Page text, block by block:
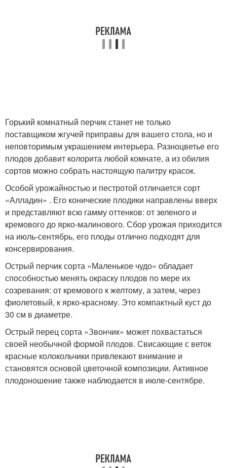
Горький комнатный перчик станет не только
поставщиком жгучей приправы для вашего стола, но и
неповторимым украшением интерьера. Разноцветье его
плодов добавит колорита любой комнате, а из обилия
сортов можно собрать настоящую палитру красок.
Особой урожайностью и пестротой отличается сорт
«Алладин» . Его конические плодики направлены вверх
и представляют всю гамму оттенков: от зеленого и
кремового до ярко-малинового. Сбор урожая приходится
на июль-сентябрь, его плоды отлично подходят для
консервирования.
Острый перчик сорта «Маленькое чудо» обладает
способностью менять окраску плодов по мере их
созревания: от кремового к желтому, а затем, через
фиолетовый, к ярко-красному. Это компактный куст до
30 см в диаметре.
Острый перец сорта «Звончик» может похвастаться
своей необычной формой плодов. Свисающие с веток
красные колокольчики привлекают внимание и
становятся основой цветочной композиции. Активное
плодоношение также наблюдается в июле-сентябре.